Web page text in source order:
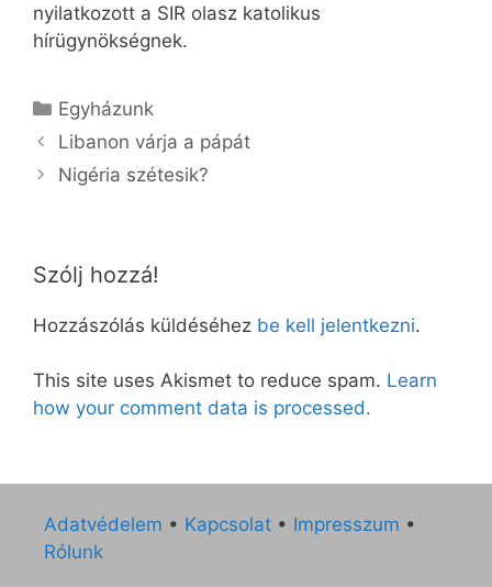
nyilatkozott a SIR olasz katolikus
hírügynökségnek.
Kategória
Egyházunk
Libanon várja a pápát
Nigéria szétesik?
Szólj hozzá!
Hozzászólás küldéséhez be kell jelentkezni.
This site uses Akismet to reduce spam. Learn
how your comment data is processed.
Adatvédelem • Kapcsolat • Impresszum •
Rólunk